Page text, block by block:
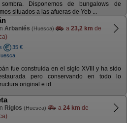
Disponemos de bungalows de
situados a las afueras de Yeb ...
Arbaniés (Huesca) a 23,2 km de
35 €
fue construida en el siglo XVIII y ha sido
pero conservando en todo lo
original e id ...
Riglos (Huesca) a 24 km de